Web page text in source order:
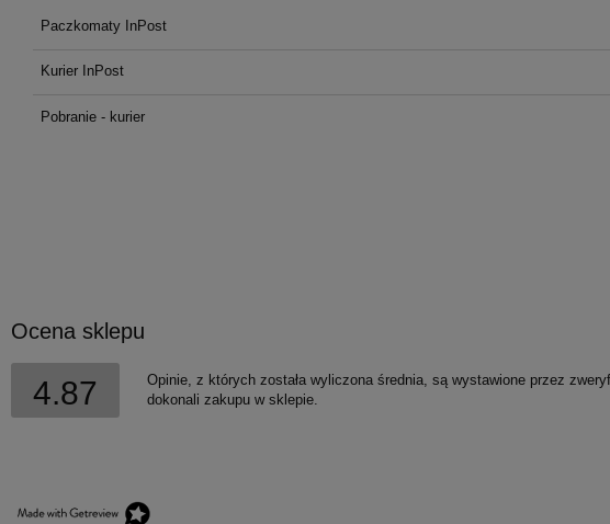
Paczkomaty InPost
Kurier InPost
Pobranie - kurier
Ocena sklepu
4.87
Opinie, z których została wyliczona średnia, są wystawione przez
dokonali zakupu w sklepie.